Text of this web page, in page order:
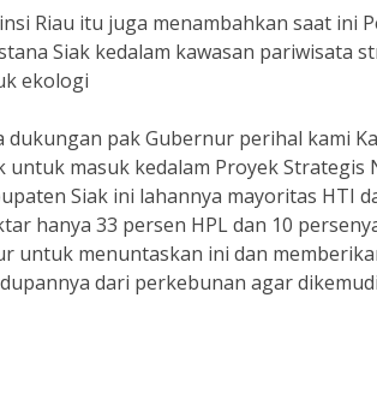
Riau itu juga menambahkan saat ini
Siak kedalam kawasan pariwisata
ekologi
dukungan pak Gubernur perihal kami
untuk masuk kedalam Proyek
Siak ini lahannya mayoritas HTI
hanya 33 persen HPL dan 10
untuk menuntaskan ini dan
dari perkebunan agar